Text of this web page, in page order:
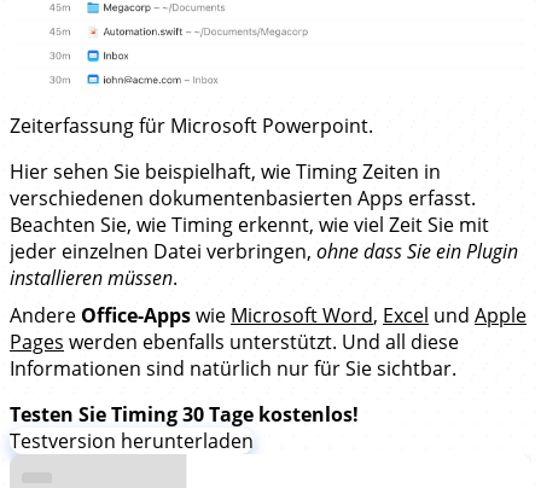
Zeiterfassung für Microsoft Powerpoint.
Hier sehen Sie beispielhaft, wie Timing Zeiten in
verschiedenen dokumentenbasierten Apps erfasst.
Beachten Sie, wie Timing erkennt, wie viel Zeit Sie mit
jeder einzelnen Datei verbringen, ohne dass Sie ein Plugin
installieren müssen.
Andere Office-Appswie Microsoft Word, Excel und Apple
Pages werden ebenfalls unterstützt. Und all diese
Informationen sind natürlich nur für Sie sichtbar.
Testen Sie Timing 30 Tage kostenlos!
Testversion herunterladen